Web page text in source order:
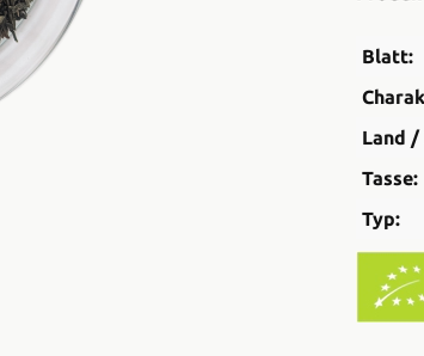
Blatt:
Land /
Tasse:
Typ: